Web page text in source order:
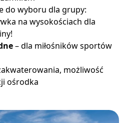
do wyboru dla grupy:
na wysokościach dla
– dla miłośników sportów
możliwość
ośrodka